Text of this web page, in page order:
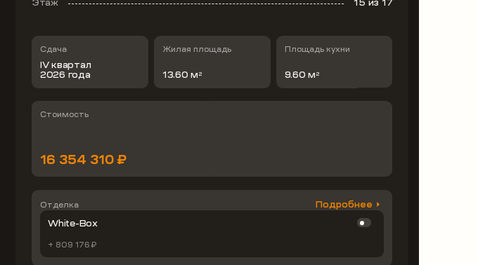
Сдача
IV квартал
2026 года
Жилая площадь
13.60 м 2
Площадь кухни
9.60 м 2
Стоимость
16 354 310 ₽
Отделка
Подробнее
White-Box
+ 809 176 ₽